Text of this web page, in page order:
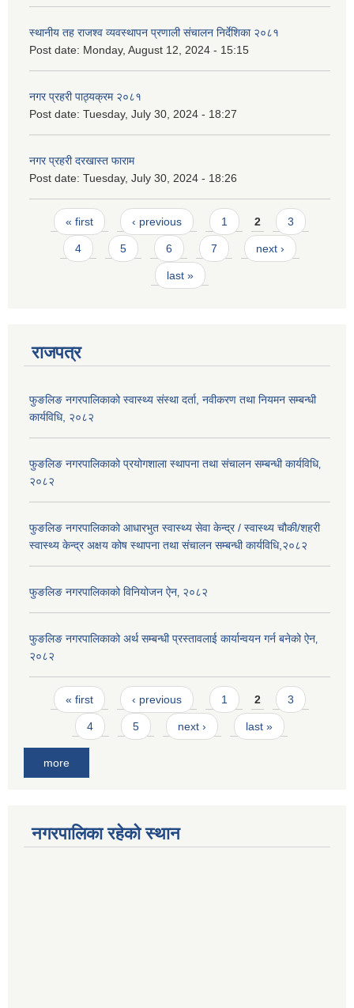
स्थानीय तह राजश्व व्यवस्थापन प्रणाली संचालन निर्देशिका २०८१
Post date: Monday, August 12, 2024 - 15:15
नगर प्रहरी पाठ्यक्रम २०८१
Post date: Tuesday, July 30, 2024 - 18:27
नगर प्रहरी दरखास्त फाराम
Post date: Tuesday, July 30, 2024 - 18:26
Pages
« first ‹ previous 1 2 3
4 5 6 7 next ›
last »
राजपत्र
फुङलिङ नगरपालिकाको स्वास्थ्य संस्था दर्ता, नवीकरण तथा नियमन सम्बन्धी
कार्यविधि, २०८२
फुङलिङ नगरपालिकाको प्रयोगशाला स्थापना तथा संचालन सम्बन्धी कार्यविधि‚
२०८२
फुङलिङ नगरपालिकाको आधारभुत स्वास्थ्य सेवा केन्द्र / स्वास्थ्य चौकी/शहरी
स्वास्थ्य केन्द्र अक्षय कोष स्थापना तथा संचालन सम्बन्धी कार्यविधि,२०८२
फुङलिङ नगरपालिकाको विनियोजन ऐन‚ २०८२
फुङलिङ नगरपालिकाको अर्थ सम्बन्धी प्रस्तावलाई कार्यान्वयन गर्न बनेको ऐन‚
२०८२
Pages
« first ‹ previous 1 2 3
4 5 next › last »
more
नगरपालिका रहेको स्थान